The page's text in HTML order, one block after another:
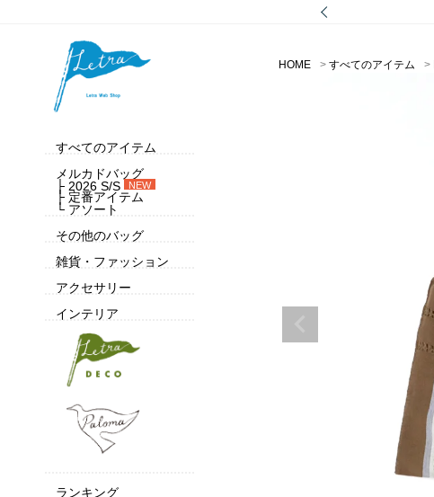
すべてのアイテム
メルカドバッグ
├ 2026 S/S
NEW
├ 定番アイテム
└ アソート
その他のバッグ
雑貨・ファッション
アクセサリー
インテリア
ランキング
HOME すべてのアイテム